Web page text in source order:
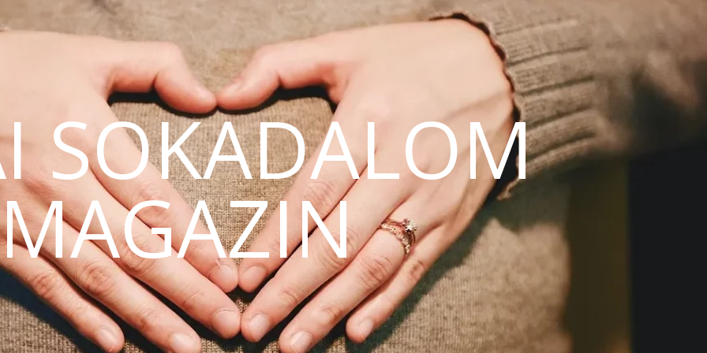
SOKADALOM
MAGAZIN